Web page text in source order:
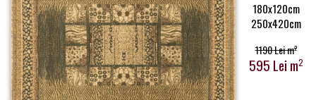
180x120cm
250x420cm
1190 Lei m2
595 Lei m2